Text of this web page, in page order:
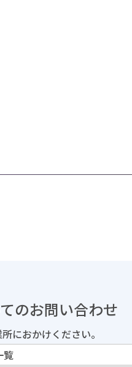
のお問い合わせ
におかけください。
覧